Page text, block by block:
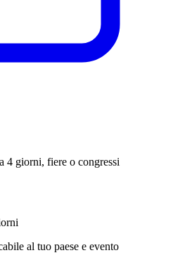
4 giorni, fiere o congressi
al tuo paese e evento